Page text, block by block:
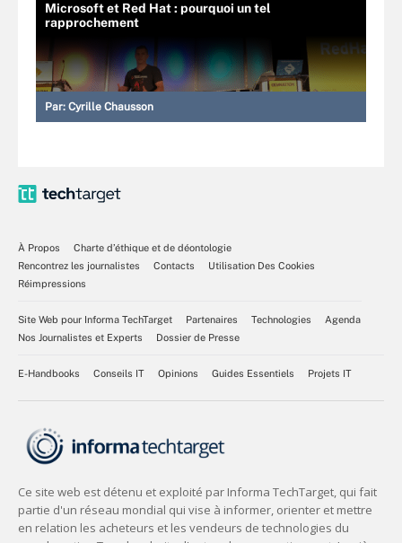
Microsoft et Red Hat : pourquoi un tel
rapprochement
Par: Cyrille Chausson
À Propos
Charte d’éthique et de déontologie
Rencontrez les journalistes
Contacts
Utilisation Des Cookies
Réimpressions
Site Web pour Informa TechTarget Partenaires Technologies
Agenda
Nos Journalistes et Experts
Dossier de Presse
E-Handbooks Conseils IT Opinions Guides Essentiels Projets IT